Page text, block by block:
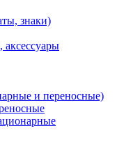
знаки)
аксессуары
и переносные)